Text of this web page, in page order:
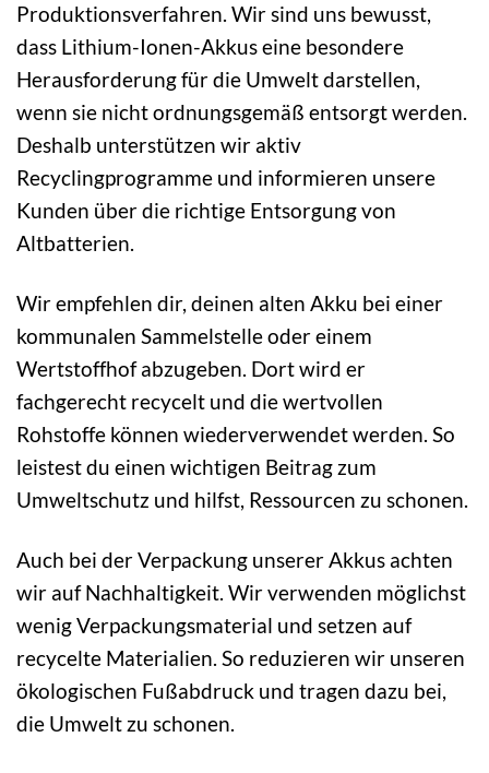
Produktionsverfahren. Wir sind uns bewusst,
dass Lithium-Ionen-Akkus eine besondere
Herausforderung für die Umwelt darstellen,
wenn sie nicht ordnungsgemäß entsorgt werden.
Deshalb unterstützen wir aktiv
Recyclingprogramme und informieren unsere
Kunden über die richtige Entsorgung von
Altbatterien.
Wir empfehlen dir, deinen alten Akku bei einer
kommunalen Sammelstelle oder einem
Wertstoffhof abzugeben. Dort wird er
fachgerecht recycelt und die wertvollen
Rohstoffe können wiederverwendet werden. So
leistest du einen wichtigen Beitrag zum
Umweltschutz und hilfst, Ressourcen zu schonen.
Auch bei der Verpackung unserer Akkus achten
wir auf Nachhaltigkeit. Wir verwenden möglichst
wenig Verpackungsmaterial und setzen auf
recycelte Materialien. So reduzieren wir unseren
ökologischen Fußabdruck und tragen dazu bei,
die Umwelt zu schonen.